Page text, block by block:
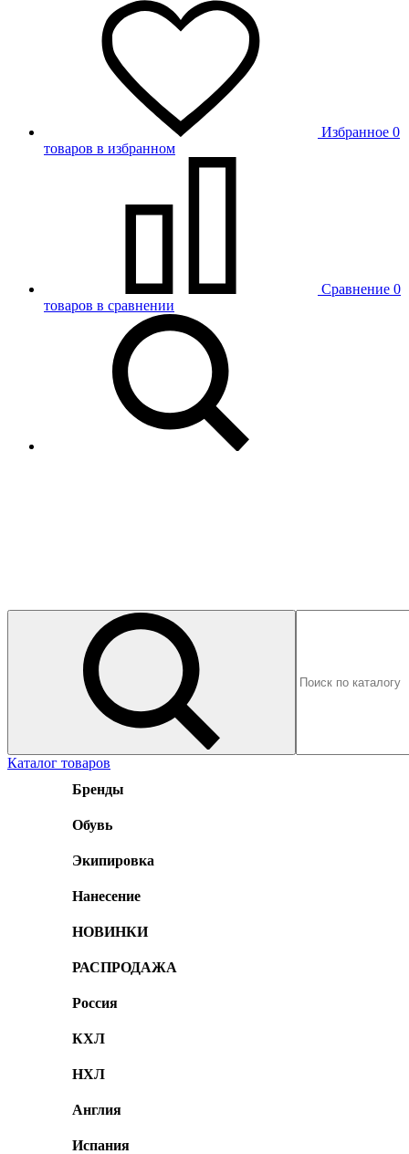
Избранное 0
товаров в избранном
Сравнение 0
товаров в сравнении
Каталог товаров
Бренды
Обувь
Экипировка
Нанесение
НОВИНКИ
РАСПРОДАЖА
Россия
КХЛ
НХЛ
Англия
Испания